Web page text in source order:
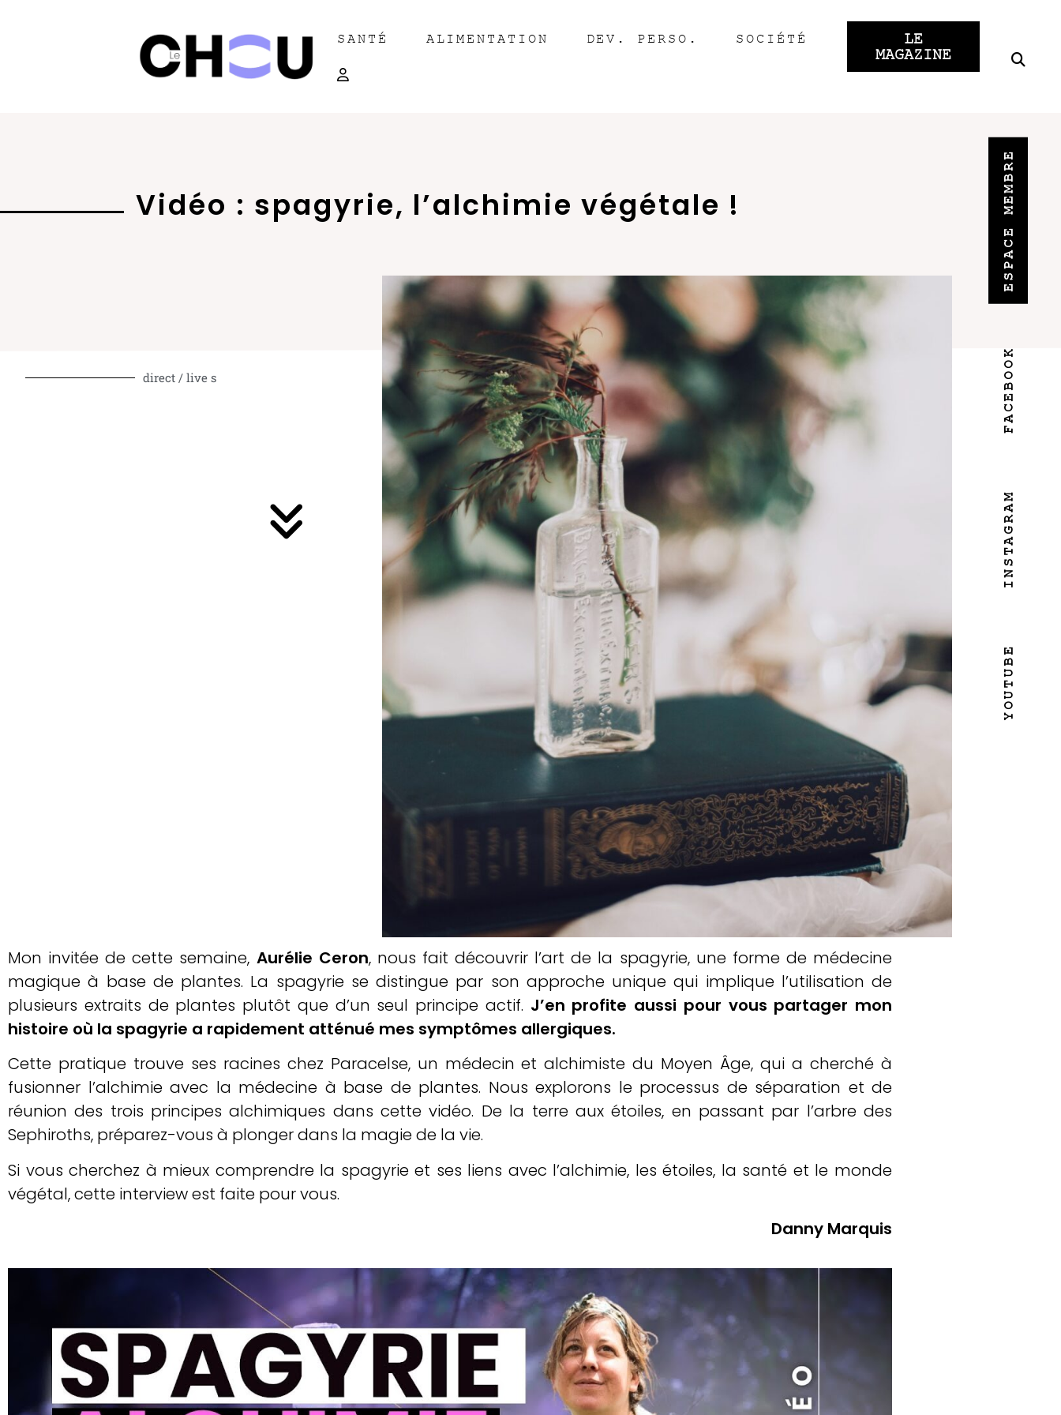
SANTÉ ALIMENTATION DEV. PERSO. SOCIÉTÉ
LE
MAGAZINE
Vidéo : spagyrie, l’alchimie végétale !
direct / live s
ESPACE MEMBRE
FACEBOOK
INSTAGRAM
YOUTUBE
Mon invitée de cette semaine, Aurélie Ceron, nous fait découvrir l’art de la spagyrie, une forme de médecine
magique à base de plantes. La spagyrie se distingue par son approche unique qui implique l’utilisation de
plusieurs extraits de plantes plutôt que d’un seul principe actif. J’en profite aussi pour vous partager mon
histoire où la spagyrie a rapidement atténué mes symptômes allergiques.
Cette pratique trouve ses racines chez Paracelse, un médecin et alchimiste du Moyen Âge, qui a cherché à
fusionner l’alchimie avec la médecine à base de plantes. Nous explorons le processus de séparation et de
réunion des trois principes alchimiques dans cette vidéo. De la terre aux étoiles, en passant par l’arbre des
Sephiroths, préparez-vous à plonger dans la magie de la vie.
Si vous cherchez à mieux comprendre la spagyrie et ses liens avec l’alchimie, les étoiles, la santé et le monde
végétal, cette interview est faite pour vous.
Danny Marquis